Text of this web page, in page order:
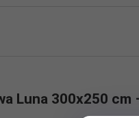
Luna 300x250